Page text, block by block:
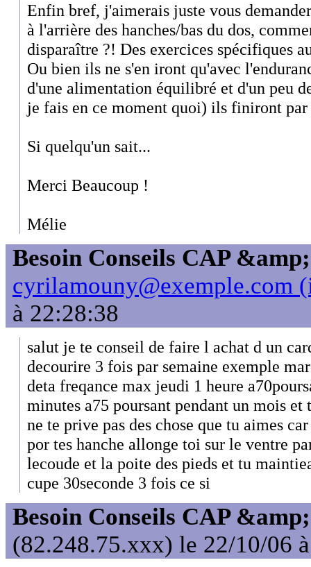
Enfin bref, j'aimerais juste vous
à l'arrière des hanches/bas du dos,
disparaître ?! Des exercices spécifiques
Ou bien ils ne s'en iront qu'avec
d'une alimentation équilibré et d'un peu
je fais en ce moment quoi) ils finiront
Si quelqu'un sait...
Merci Beaucoup !
Mélie
Besoin Conseils CAP
cyrilamouny@exemple.com
à 22:28:38
salut je te conseil de faire l achat d un
decourire 3 fois par semaine exemple
deta freqance max jeudi 1 heure
minutes a75 poursant pendant un mois
ne te prive pas des chose que tu aimes
por tes hanche allonge toi sur le ventre
lecoude et la poite des pieds et tu
cupe 30seconde 3 fois ce si
Besoin Conseils CAP
(82.248.75.xxx) le 22/10/06